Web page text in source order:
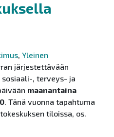
, Yleinen
järjestettävään
sosiaali-, terveys- ja
maanantaina
. Tänä vuonna tapahtuma
tiloissa, os.